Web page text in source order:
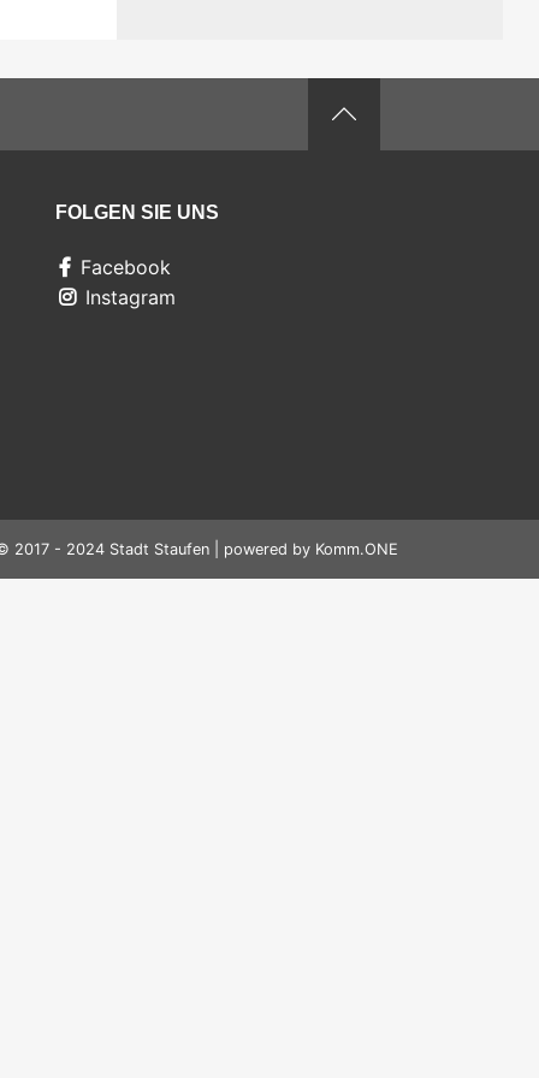
FOLGEN SIE UNS
Facebook
Instagram
2017 - 2024 Stadt Staufen | powered by Komm.ONE